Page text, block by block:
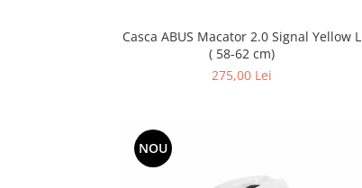
Casca ABUS Macator 2.0 Signal Yellow L
( 58-62 cm)
275,00 Lei
NOU